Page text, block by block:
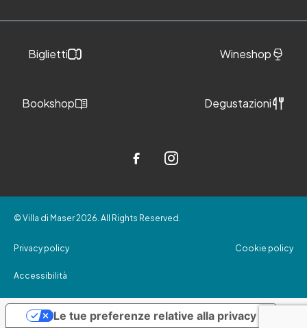
Biglietti Wineshop
Bookshop Degustazioni
© Villa di Maser 2026. All Rights Reserved.
Privacy policy Cookie policy
Accessibilità
Le tue preferenze relative alla privacy